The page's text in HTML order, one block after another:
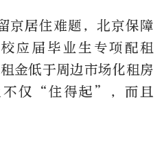
京居住难题，北京保障
应届毕业生专项配租
金低于周边市场化租房
不仅“住得起”，而且